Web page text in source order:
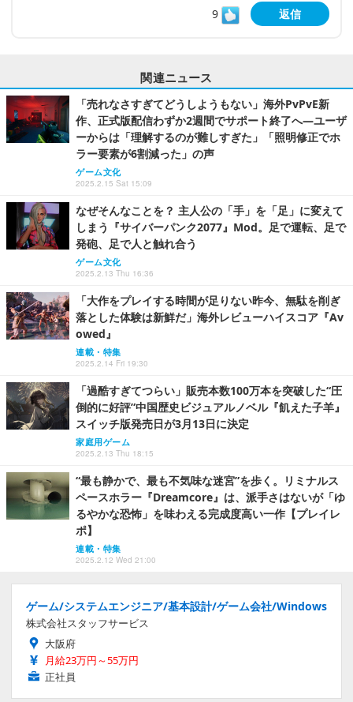
9
返信
関連ニュース
「売れなさすぎてどうしようもない」海外PvPvE新
作、正式版配信わずか2週間でサポート終了へ―ユーザ
ーからは「理解するのが難しすぎた」「照明修正でホ
ラー要素が6割減った」の声
ゲーム文化
2025.2.15 Sat 15:09
なぜそんなことを？ 主人公の「手」を「足」に変えて
しまう『サイバーパンク2077』Mod。足で運転、足で
発砲、足で人と触れ合う
ゲーム文化
2025.2.13 Thu 16:36
「大作をプレイする時間が足りない昨今、無駄を削ぎ
落とした体験は新鮮だ」海外レビューハイスコア『Av
owed』
連載・特集
2025.2.14 Fri 19:30
「過酷すぎてつらい」販売本数100万本を突破した“圧
倒的に好評”中国歴史ビジュアルノベル『飢えた子羊』
スイッチ版発売日が3月13日に決定
家庭用ゲーム
2025.2.13 Thu 18:15
“最も静かで、最も不気味な迷宮”を歩く。リミナルス
ペースホラー『Dreamcore』は、派手さはないが「ゆ
るやかな恐怖」を味わえる完成度高い一作【プレイレ
ポ】
連載・特集
2025.2.12 Wed 21:00
ゲーム/システムエンジニア/基本設計/ゲーム会社/Windows
株式会社スタッフサービス
大阪府
月給23万円～55万円
正社員